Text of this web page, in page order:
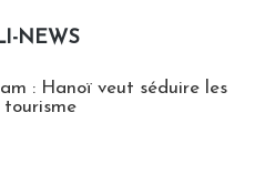
NEWS
: Hanoï veut séduire les
tourisme